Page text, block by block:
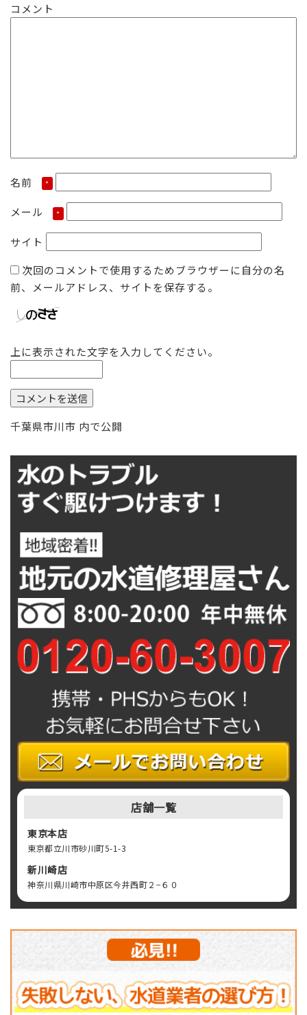
コメント
名前 *
メール *
サイト
次回のコメントで使用するためブラウザーに自分の名
前、メールアドレス、サイトを保存する。
上に表示された文字を入力してください。
投
ナ
ビ
ゲ
シ
ョ
ン
千葉県市川市 内で公開
店舗一覧
東京本店
東京都立川市砂川町5-1-3
新川崎店
神奈川県川崎市中原区今井西町２−６０